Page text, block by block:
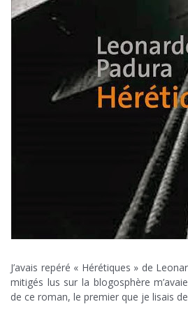
J’avais repéré « Hérétiques » de
mitigés lus sur la blogosphère
de ce roman, le premier que je lisais